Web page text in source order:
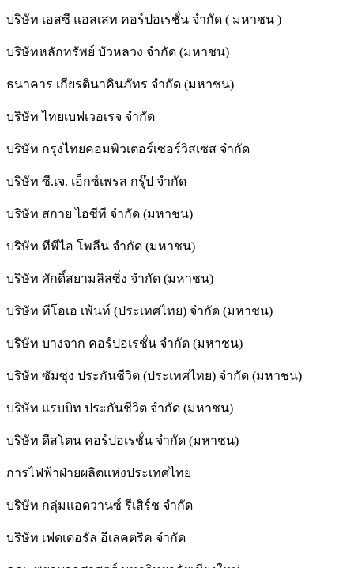
บริษัท เอสซี แอสเสท คอร์ปอเรชั่น จำกัด ( มหาชน )
บริษัทหลักทรัพย์ บัวหลวง จำกัด (มหาชน)
ธนาคาร เกียรตินาคินภัทร จำกัด (มหาชน)
บริษัท ไทยเบฟเวอเรจ จำกัด
บริษัท กรุงไทยคอมพิวเตอร์เซอร์วิสเซส จำกัด
บริษัท ซี.เจ. เอ็กซ์เพรส กรุ๊ป จำกัด
บริษัท สกาย ไอซีที จำกัด (มหาชน)
บริษัท ทีพีไอ โพลีน จำกัด (มหาชน)
บริษัท ศักดิ์สยามลิสซิ่ง จำกัด (มหาชน)
บริษัท ทีโอเอ เพ้นท์ (ประเทศไทย) จำกัด (มหาชน)
บริษัท บางจาก คอร์ปอเรชั่น จำกัด (มหาชน)
บริษัท ซัมซุง ประกันชีวิต (ประเทศไทย) จำกัด (มหาชน)
บริษัท แรบบิท ประกันชีวิต จำกัด (มหาชน)
บริษัท ดีสโตน คอร์ปอเรชั่น จำกัด (มหาชน)
การไฟฟ้าฝ่ายผลิตแห่งประเทศไทย
บริษัท กลุ่มแอดวานซ์ รีเสิร์ช จำกัด
บริษัท เฟดเดอรัล อีเลคตริค จำกัด